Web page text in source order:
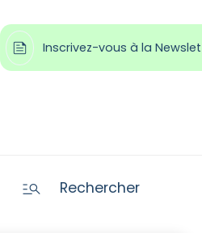
 Inscrivez-vous à la
 Rechercher